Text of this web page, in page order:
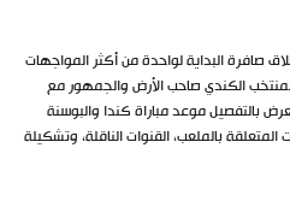
صافرة البداية لواحدة من أكثر المواجهات
الكندي صاحب الأرض والجمهور مع
بالتفصيل موعد مباراة كندا والبوسنة
بالملعب، القنوات الناقلة، وتشكيلة